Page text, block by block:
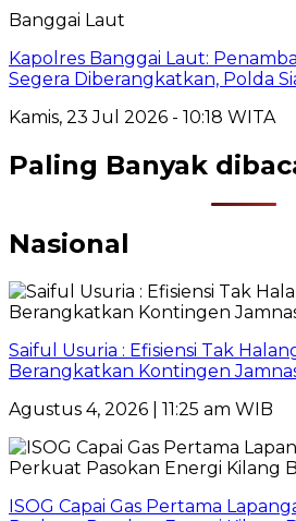
Banggai Laut
Kapolres Banggai Laut:
Segera Diberangkatkan, Polda
Kamis, 23 Jul 2026 - 10:18 WITA
Paling Banyak
Nasional
Saiful Usuria : Efisiensi Tak
Berangkatkan Kontingen
Agustus 4, 2026 | 11:25 am WIB
ISOG Capai Gas Pertama